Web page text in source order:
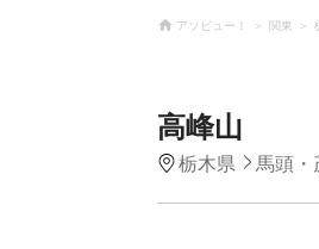
アソビュー！ 関東
高峰山
栃木県 馬頭・